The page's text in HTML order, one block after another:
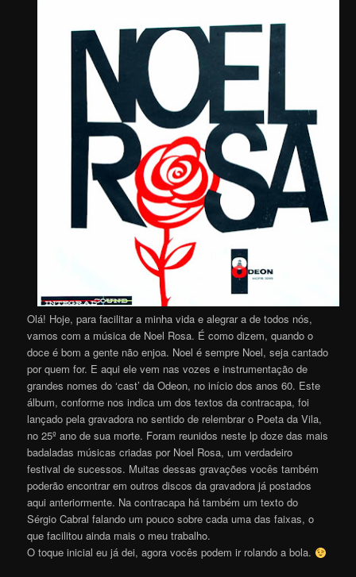
Olá! Hoje, para facilitar a minha vida e alegrar a de todos nós,
vamos com a música de Noel Rosa. É como dizem, quando o
doce é bom a gente não enjoa. Noel é sempre Noel, seja cantado
por quem for. E aqui ele vem nas vozes e instrumentação de
grandes nomes do ‘cast’ da Odeon, no início dos anos 60. Este
álbum, conforme nos indica um dos textos da contracapa, foi
lançado pela gravadora no sentido de relembrar o Poeta da Vila,
no 25º ano de sua morte. Foram reunidos neste lp doze das mais
badaladas músicas criadas por Noel Rosa, um verdadeiro
festival de sucessos. Muitas dessas gravações vocês também
poderão encontrar em outros discos da gravadora já postados
aqui anteriormente. Na contracapa há também um texto do
Sérgio Cabral falando um pouco sobre cada uma das faixas, o
que facilitou ainda mais o meu trabalho.
O toque inicial eu já dei, agora vocês podem ir rolando a bola.